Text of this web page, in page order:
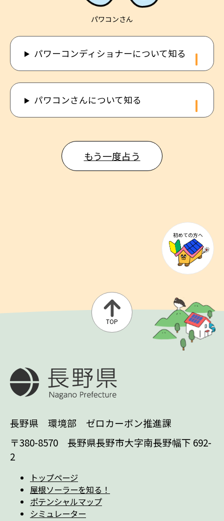
パワコンさん
パワーコンディショナーについて知る
パワコンさんについて知る
もう一度占う
初めての方へ
TOP
長野県 環境部 ゼロカーボン推進課
〒380-8570 長野県長野市大字南長野幅下 692-
2
トップページ
屋根ソーラーを知る！
ポテンシャルマップ
シミュレーター